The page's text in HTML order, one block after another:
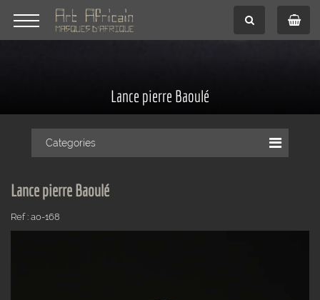
Lance pierre Baoulé
Categories
Lance pierre Baoulé
Ref : ao-168